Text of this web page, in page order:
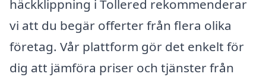
häckklippning i Tollered rekommenderar
vi att du begär offerter från flera olika
företag. Vår plattform gör det enkelt för
dig att jämföra priser och tjänster från